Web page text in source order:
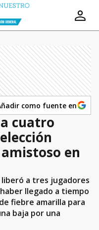
como fuente en
cuatro
en
a tres jugadores
llegado a tiempo
fiebre amarilla para
baja por una